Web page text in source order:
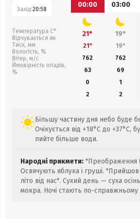
Захід:20:58
Температура С°
Відчувається як
Тиск, мм
Вологість, %
Вітер, м/с
Ймовірність опадів,
%
00:00
03:00
21° 19°
21° 19°
762
762
63
69
0
1
2
2
Більшу частину дня небо буде
Очікується від +18°C до +37°C,
пийте більше води.
Народні прикмети: "Преображення
Освячують яблука і груші.
літо від нас". Сухий день — суха
мокра. Ночі стають по-справжньому